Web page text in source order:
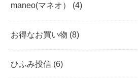
maneo(マネオ） (4)
お得なお買い物 (8)
ひふみ投信 (6)